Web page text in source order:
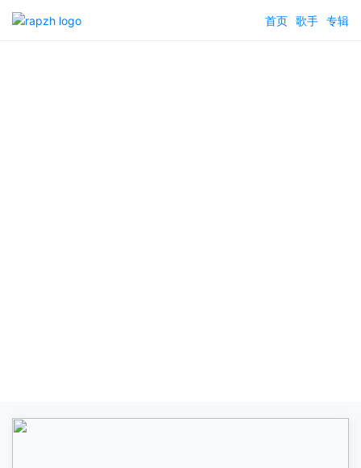
首页 歌手 专辑